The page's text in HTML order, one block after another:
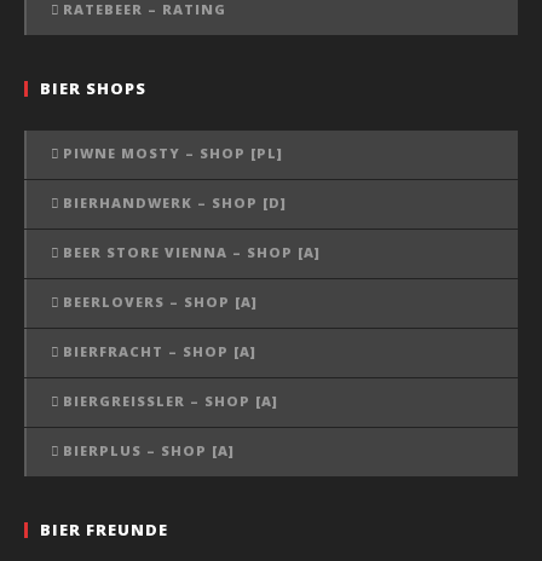
RATEBEER – RATING
BIER SHOPS
PIWNE MOSTY – SHOP [PL]
BIERHANDWERK – SHOP [D]
BEER STORE VIENNA – SHOP [A]
BEERLOVERS – SHOP [A]
BIERFRACHT – SHOP [A]
BIERGREISSLER – SHOP [A]
BIERPLUS – SHOP [A]
BIER FREUNDE